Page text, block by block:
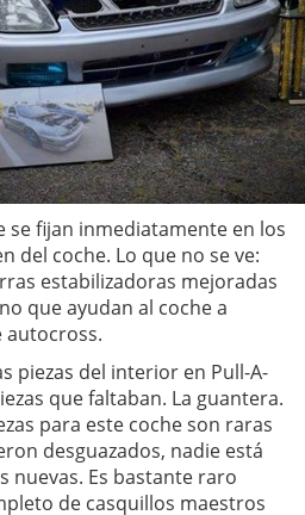
se fijan inmediatamente en los
del coche. Lo que no se ve:
estabilizadoras mejoradas
que ayudan al coche a
autocross.
piezas del interior en Pull-A-
que faltaban. La guantera.
para este coche son raras
desguazados, nadie está
nuevas. Es bastante raro
de casquillos maestros